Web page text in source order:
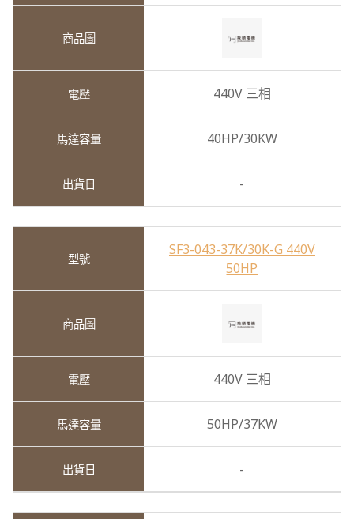
440V 三相
40HP/30KW
-
SF3-043-37K/30K-G 440V
50HP
440V 三相
50HP/37KW
-